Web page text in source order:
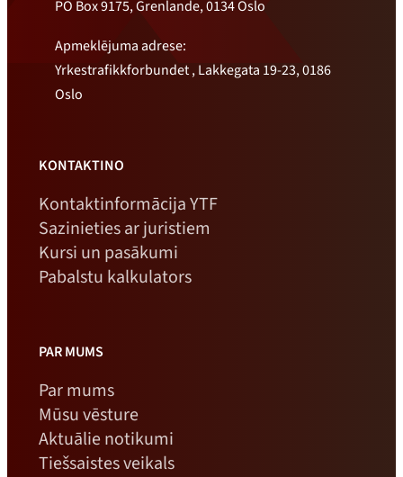
PO Box 9175, Grenlande, 0134 Oslo
Apmeklējuma adrese:
Yrkestrafikkforbundet , Lakkegata 19-23, 0186
Oslo
KONTAKTINO
Kontaktinformācija YTF
Sazinieties ar juristiem
Kursi un pasākumi
Pabalstu kalkulators
PAR MUMS
Par mums
Mūsu vēsture
Aktuālie notikumi
Tiešsaistes veikals